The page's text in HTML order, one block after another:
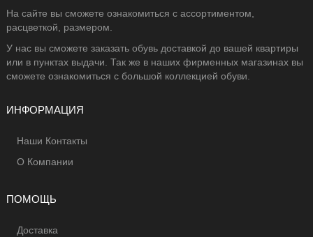
На сайте вы сможете ознакомиться с ассортиментом,
расцветкой, размером.
У нас вы сможете заказать обувь доставкой до вашей квартиры
или в пунктах выдачи. Так же в наших фирменных магазинах вы
сможете ознакомиться с большой коллекцией обуви.
ИНФОРМАЦИЯ
Наши Контакты
О Компании
ПОМОЩЬ
Доставка